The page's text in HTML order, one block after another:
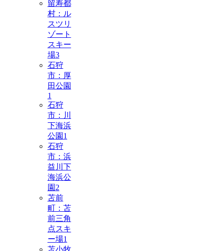
留寿都
村：ル
スツリ
ゾート
スキー
場3
石狩
市：厚
田公園
1
石狩
市：川
下海浜
公園 1
石狩
市：浜
益川下
海浜公
園 2
苫前
町：苫
前三角
点スキ
ー場1
苫小牧